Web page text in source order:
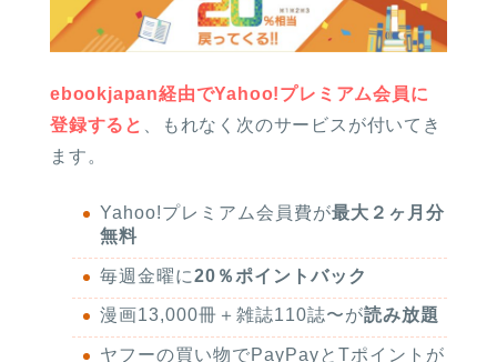
ebookjapan経由でYahoo!プレミアム会員に
登録すると
、もれなく次のサービスが付いてき
ます。
Yahoo!プレミアム会員費が最大２ヶ月分
無料
毎週金曜に20％ポイントバック
漫画13,000冊＋雑誌110誌〜が読み放題
ヤフーの買い物でPayPayとTポイントが